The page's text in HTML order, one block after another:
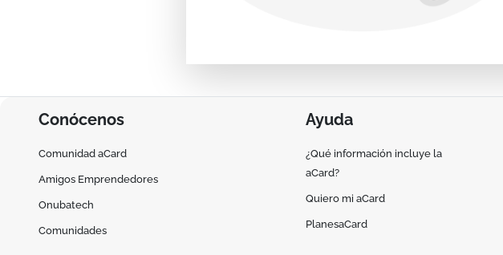
Conócenos
Comunidad aCard
Amigos Emprendedores
Onubatech
Comunidades
Ayuda
¿Qué información incluye la
aCard?
Quiero mi aCard
PlanesaCard